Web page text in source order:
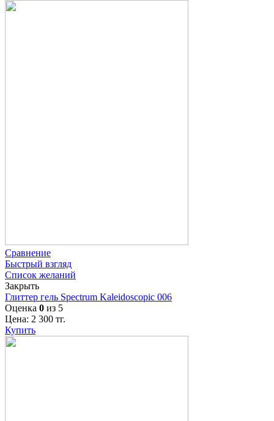
Сравнение
Быстрый взгляд
Список желаний
Закрыть
Глиттер гель Spectrum Kaleidoscopic 006
Оценка 0 из 5
Цена: 2 300 тг.
Купить